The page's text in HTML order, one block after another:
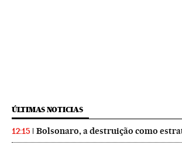
ÚLTIMAS NOTICIAS
12:15 Bolsonaro, a destruição como